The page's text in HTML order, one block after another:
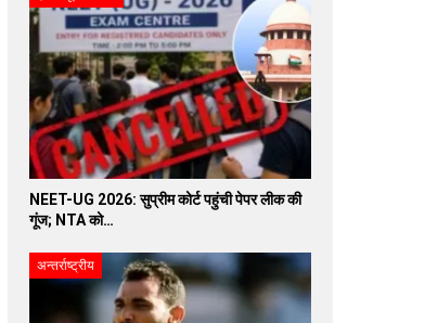
NEET-UG 2026: सुप्रीम कोर्ट पहुंची पेपर लीक की
गूंज; NTA को…
अन्तर्राष्ट्रीय